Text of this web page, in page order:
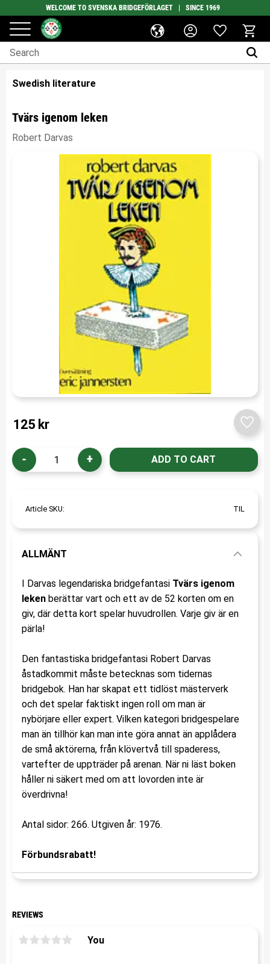
Menu
WELCOME TO SVENSKA BRIDGEFÖRLAGET | SINCE 1969
Favorites
Basket
Swedish literature
Tvärs igenom leken
Robert Darvas
125 kr
+
-
Add
Article SKU TIL
ALLMÄNT
I Darvas legendariska bridgefantasi Tvärs igenom
leken berättar vart och ett av de 52 korten om en
giv, där detta kort spelar huvudrollen. Varje giv är en
pärla!
Den fantastiska bridgefantasi Robert Darvas
åstadkommit måste betecknas som tidernas
bridgebok. Han har skapat ett tidlöst mästerverk
och det spelar faktiskt ingen roll om man är
nybörjare eller expert. Vilken kategori bridgespelare
man än tillhör kan man inte göra annat än applådera
de små aktörerna, från klövertvå till spaderess,
vartefter de uppträder på arenan. När ni läst boken
håller ni säkert med om att lovorden inte är
överdrivna!
Antal sidor: 266. Utgiven år: 1976.
Förbundsrabatt!
REVIEWS
You